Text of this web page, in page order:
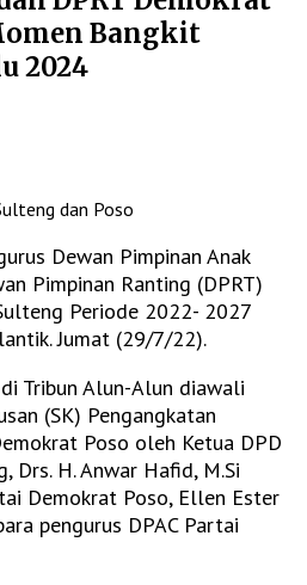
Bangkit
2024
dan Poso
Dewan Pimpinan Anak
Pimpinan Ranting (DPRT)
Periode 2022- 2027
Jumat (29/7/22).
Tribun Alun-Alun diawali
(SK) Pengangkatan
Poso oleh Ketua DPD
Drs. H. Anwar Hafid, M.Si
Demokrat Poso, Ellen Ester
pengurus DPAC Partai